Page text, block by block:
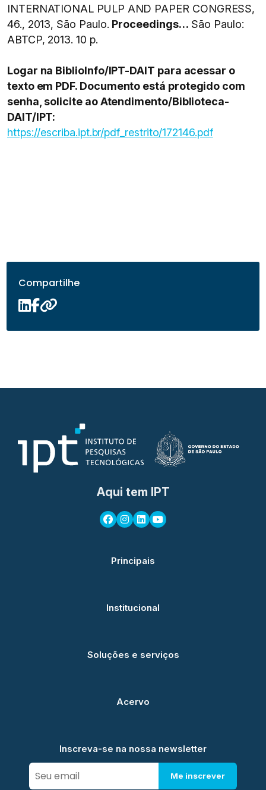
INTERNATIONAL PULP AND PAPER CONGRESS,
46., 2013, São Paulo. Proceedings… São Paulo:
ABTCP, 2013. 10 p.
Logar na BiblioInfo/IPT-DAIT para acessar o
texto em PDF. Documento está protegido com
senha, solicite ao Atendimento/Biblioteca-
DAIT/IPT:
https://escriba.ipt.br/pdf_restrito/172146.pdf
Compartilhe
Aqui tem IPT
Principais
Institucional
Soluções e serviços
Acervo
Inscreva-se na nossa newsletter
Me inscrever